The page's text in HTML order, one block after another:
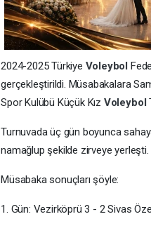
2024-2025 Türkiye Voleybol
gerçekleştirildi. Müsabakalara
Spor Kulübü Küçük Kız Voleybol
Turnuvada üç gün boyunca
namağlup şekilde zirveye yerleşti.
Müsabaka sonuçları şöyle:
1. Gün: Vezirköprü 3 - 2 Sivas